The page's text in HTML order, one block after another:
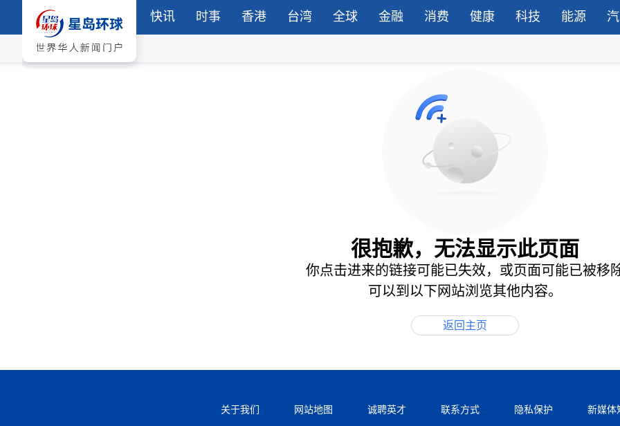
快讯 时事 香港 台湾 全球 金融 消费 健康 科技 能源
很抱歉，无法显示此页面
你点击进来的链接可能已失效，或页面可能已被移
可以到以下网站浏览其他内容。
返回主页
关于我们 网站地图 诚聘英才 联系方式 隐私保护 新媒体